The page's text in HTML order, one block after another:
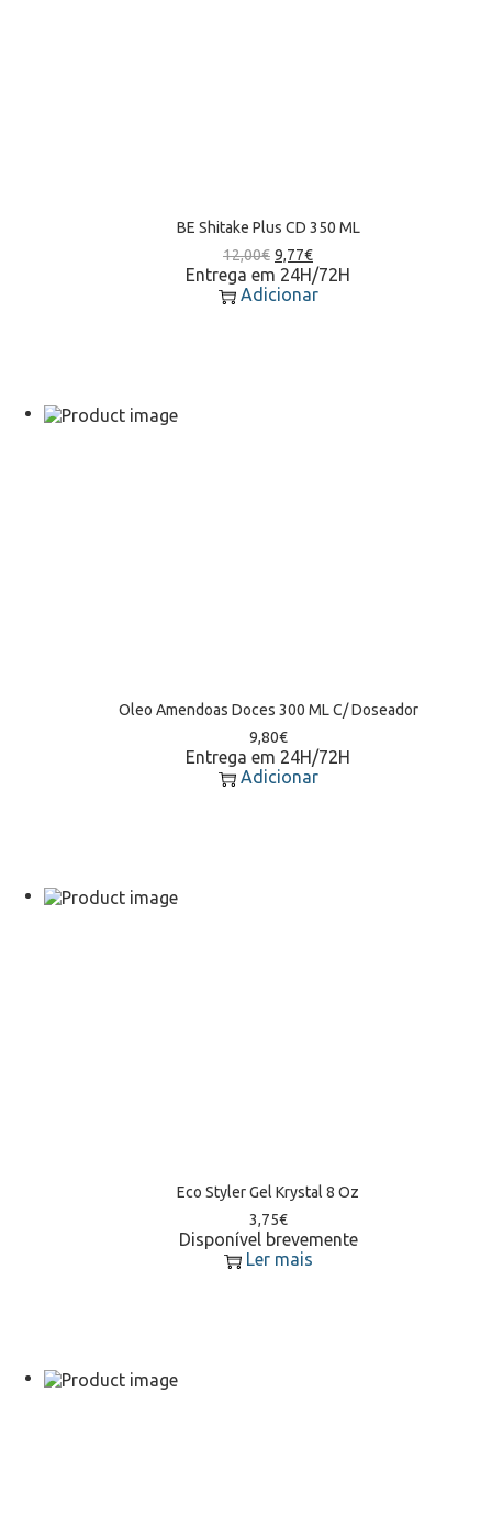
BE Shitake Plus CD 350 ML
12,00€ 9,77€
Entrega em 24H/72H
Adicionar
Oleo Amendoas Doces 300 ML C/ Doseador
9,80€
Entrega em 24H/72H
Adicionar
Eco Styler Gel Krystal 8 Oz
3,75€
Disponível brevemente
Ler mais